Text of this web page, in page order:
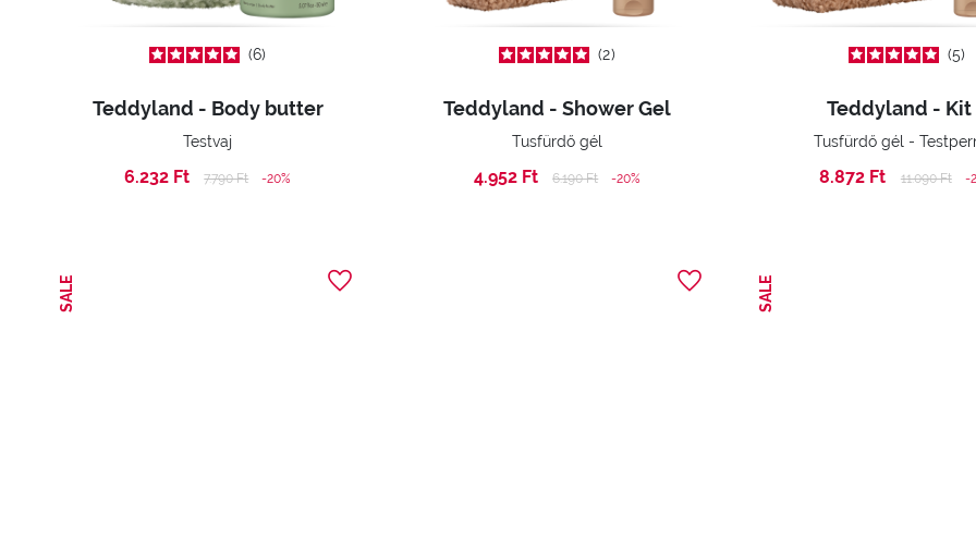
6
Teddyland - Body butter
Testvaj
6.232 Ft Price reduced from
7.790 Ftto -20%
2
Teddyland - Shower Gel
Tusfürdő gél
4.952 Ft Price reduced from
6.190 Ftto -20%
5
Teddyland - Kit
Tusfürdő gél -
8.872 Ft Price
11.090 Ftto -
SALE SALE